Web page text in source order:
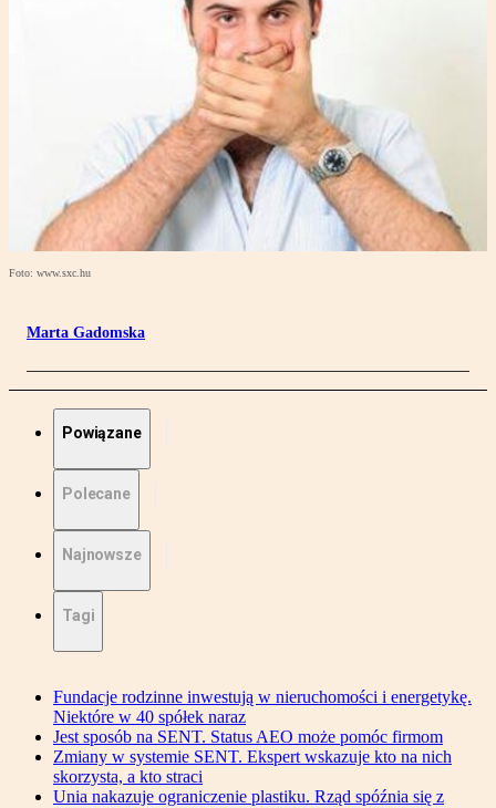
Foto: www.sxc.hu
Marta Gadomska
Powiązane
Polecane
Najnowsze
Tagi
Fundacje rodzinne inwestują w nieruchomości i energetykę.
Niektóre w 40 spółek naraz
Jest sposób na SENT. Status AEO może pomóc firmom
Zmiany w systemie SENT. Ekspert wskazuje kto na nich
skorzysta, a kto straci
Unia nakazuje ograniczenie plastiku. Rząd spóźnia się z